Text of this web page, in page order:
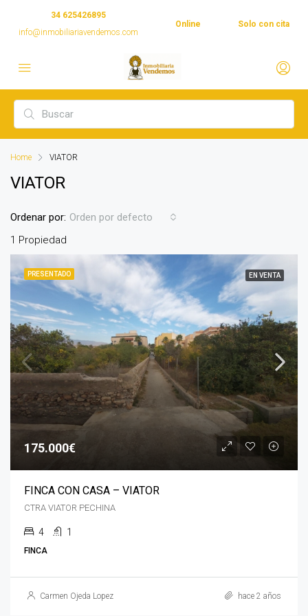
34 625426895
info@inmobiliariavendemos.com
Online Solo con cita
Home VIATOR
VIATOR
1 Propiedad
Ordenar por: Orden por defecto
PRESENTADO EN VENTA
175.000€
FINCA CON CASA – VIATOR
CTRA VIATOR PECHINA
4 1
FINCA
Carmen Ojeda Lopez hace 2 años